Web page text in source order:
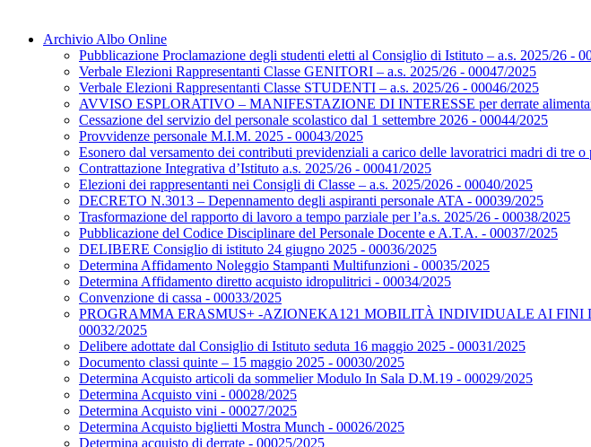
Archivio Albo Online
Pubblicazione Proclamazione degli studenti eletti al Consiglio di Istituto – a.s. 2025/26 -
Verbale Elezioni Rappresentanti Classe GENITORI – a.s. 2025/26 - 00047/2025
Verbale Elezioni Rappresentanti Classe STUDENTI – a.s. 2025/26 - 00046/2025
AVVISO ESPLORATIVO – MANIFESTAZIONE DI INTERESSE per derrate
Cessazione del servizio del personale scolastico dal 1 settembre 2026 - 00044/2025
Provvidenze personale M.I.M. 2025 - 00043/2025
Esonero dal versamento dei contributi previdenziali a carico delle lavoratrici madri di tre
Contrattazione Integrativa d’Istituto a.s. 2025/26 - 00041/2025
Elezioni dei rappresentanti nei Consigli di Classe – a.s. 2025/2026 - 00040/2025
DECRETO N.3013 – Depennamento degli aspiranti personale ATA - 00039/2025
Trasformazione del rapporto di lavoro a tempo parziale per l’a.s. 2025/26 - 00038/2025
Pubblicazione del Codice Disciplinare del Personale Docente e A.T.A. - 00037/2025
DELIBERE Consiglio di istituto 24 giugno 2025 - 00036/2025
Determina Affidamento Noleggio Stampanti Multifunzioni - 00035/2025
Determina Affidamento diretto acquisto idropulitrici - 00034/2025
Convenzione di cassa - 00033/2025
PROGRAMMA ERASMUS+ -AZIONEKA121 MOBILITÀ INDIVIDUALE AI FINI
00032/2025
Delibere adottate dal Consiglio di Istituto seduta 16 maggio 2025 - 00031/2025
Documento classi quinte – 15 maggio 2025 - 00030/2025
Determina Acquisto articoli da sommelier Modulo In Sala D.M.19 - 00029/2025
Determina Acquisto vini - 00028/2025
Determina Acquisto vini - 00027/2025
Determina Acquisto biglietti Mostra Munch - 00026/2025
Determina acquisto di derrate - 00025/2025